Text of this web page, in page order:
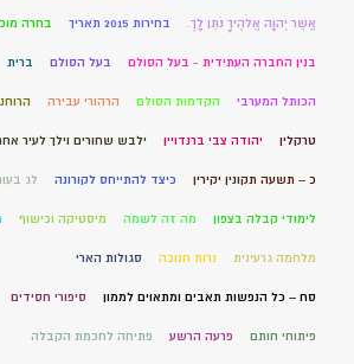
אֲשֶׁר יְהוָה אֱלֹהֶיךָ נֹתֵן לָךְ. בחירות 2015 תאריך בחרה
בנין החברה העתידית - בעל הסולם בעל הסולם ברית
הכותל המערבי הקדמות הסולם הרהורי עבירה
טרקלין יהודה צבי ברנדויין ילבש שחורים וילך לעיר
כ – תשעה תקונין יקירין כיצד להתייחס לקורונה לג בעומר
לימודי קבלה בצפון מה זה לשמה מיסטיקה וכישוף
מלחמה גרעינית נרות חנוכה סגולות הארי
סח – כל הנפשות תאבים ומתאוים לממון סיפורי חסידים
פיתוחי חותם פרעה הרשע פתיחה לחכמת הקבלה